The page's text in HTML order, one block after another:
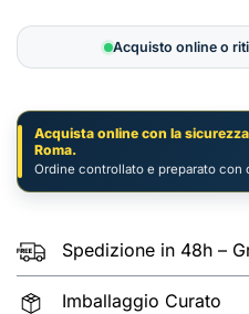
Pizza
quantità
Acquisto online o
Acquista online con la
Roma.
Ordine controllato e preparato con
Spedizione in 48h –
Imballaggio Curato